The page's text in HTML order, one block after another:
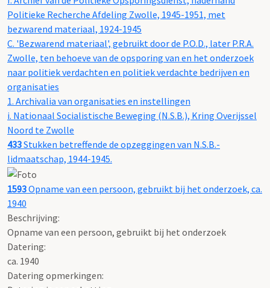
Politieke Recherche Afdeling Zwolle, 1945-1951, met
bezwarend materiaal, 1924-1945
C. 'Bezwarend materiaal', gebruikt door de P.O.D., later P.R.A.
Zwolle, ten behoeve van de opsporing van en het onderzoek
naar politiek verdachten en politiek verdachte bedrijven en
organisaties
1. Archivalia van organisaties en instellingen
i. Nationaal Socialistische Beweging (N.S.B.), Kring Overijssel
Noord te Zwolle
433Stukken betreffende de opzeggingen van N.S.B.-
lidmaatschap, 1944-1945.
1593Opname van een persoon, gebruikt bij het onderzoek, ca.
1940
Beschrijving:
Opname van een persoon, gebruikt bij het onderzoek
Datering:
ca. 1940
Datering opmerkingen: